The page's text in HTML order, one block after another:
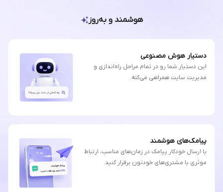
هوشمند و به‌روز
دستیار هوش مصنوعی
این دستیار شما رو در تمام مراحل راه‌اندازی و
مدیریت سایت همراهی می‌کنه.
پیامک‌های هوشمند
با ارسال خودکار پیامک در زمان‌های مناسب، ارتباط
موثری با مشتری‌های خودتون برقرار کنید.